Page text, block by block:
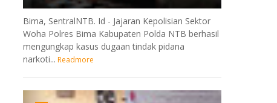
Bima, SentralNTB. Id - Jajaran Kepolisian Sektor
Woha Polres Bima Kabupaten Polda NTB berhasil
mengungkap kasus dugaan tindak pidana
narkoti... Readmore